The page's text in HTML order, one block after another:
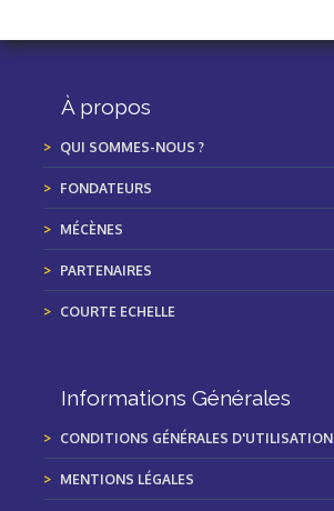
À propos
QUI SOMMES-NOUS ?
FONDATEURS
MÉCÈNES
PARTENAIRES
COURTE ECHELLE
Informations Générales
CONDITIONS GÉNÉRALES D'UTILISATION
MENTIONS LÉGALES